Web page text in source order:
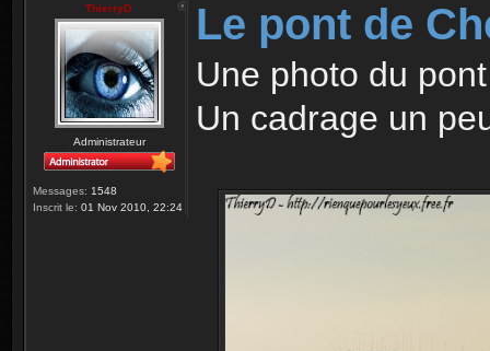
ThierryD
Administrateur
Messages: 1548
Inscrit le: 01 Nov 2010, 22:24
Le pont de
Une photo du
Un cadrage un